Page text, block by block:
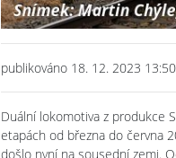
publikováno 18. 12. 2023 13:50
Duální lokomotiva z produkce
etapách od března do června
došlo nyní na sousední zemi.